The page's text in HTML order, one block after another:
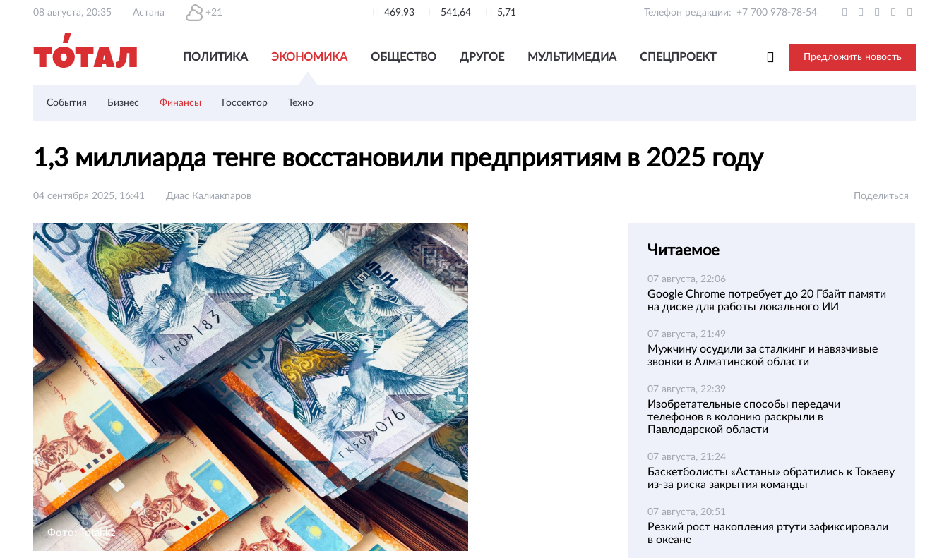
08 августа, 20:35 Астана +21 469,93 541,64 5,71 Телефон редакции: +7 700 978-78-54
ПОЛИТИКА ЭКОНОМИКА ОБЩЕСТВО ДРУГОЕ МУЛЬТИМЕДИА СПЕЦПРОЕКТ Предложить новость
События Бизнес Финансы Госсектор Техно
1,3 миллиарда тенге восстановили предприятиям в 2025 году
04 сентября 2025, 16:41 Диас Калиакпаров Поделиться
Фото: Total.kz
Читаемое
07 августа, 22:06
Google Chrome потребует до 20 Гбайт памяти
на диске для работы локального ИИ
07 августа, 21:49
Мужчину осудили за сталкинг и навязчивые
звонки в Алматинской области
07 августа, 22:39
Изобретательные способы передачи
телефонов в колонию раскрыли в
Павлодарской области
07 августа, 21:24
Баскетболисты «Астаны» обратились к Токаеву
из-за риска закрытия команды
07 августа, 20:51
Резкий рост накопления ртути зафиксировали
в океане